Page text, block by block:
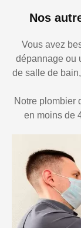
Nos
Vous avez
dépannage ou
de salle de
Notre plombier
en moins de